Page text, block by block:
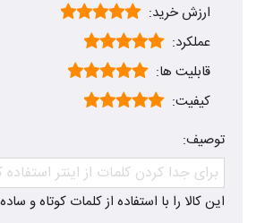
ارزش خرید:
عملکرد:
قابلیت ها:
کیفیت:
توصیف:
این کالا را با استفاده از کلمات کوتاه و